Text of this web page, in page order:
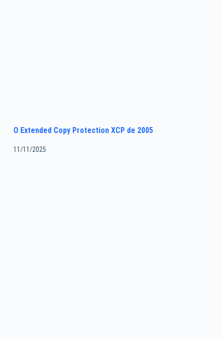
O Extended Copy Protection XCP de 2005
11/11/2025